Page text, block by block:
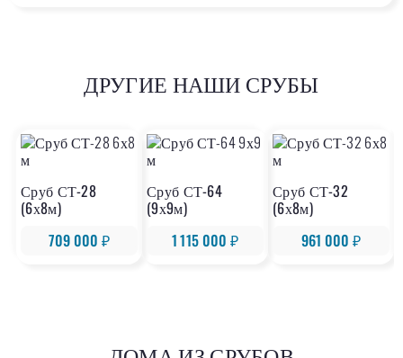
ДРУГИЕ НАШИ СРУБЫ
Сруб СТ-28
(6х8м)
709 000 ₽
Сруб СТ-64
(9х9м)
1 115 000 ₽
Сруб СТ-32
(6х8м)
961 000 ₽